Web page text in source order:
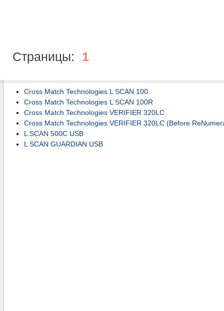
Страницы: 1
Cross Match Technologies L SCAN 100
Cross Match Technologies L SCAN 100R
Cross Match Technologies VERIFIER 320LC
Cross Match Technologies VERIFIER 320LC (Before
L SCAN 500C USB
L SCAN GUARDIAN USB